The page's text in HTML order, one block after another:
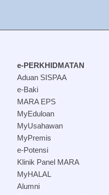
e-PERKHIDMATAN
Aduan SISPAA
e-Baki
MARA EPS
MyEduloan
MyUsahawan
MyPremis
e-Potensi
Klinik Panel MARA
MyHALAL
Alumni